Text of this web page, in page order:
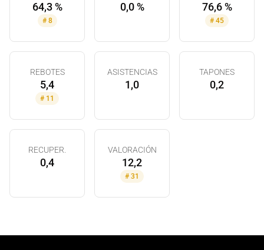
64,3 %
# 8
0,0 % 76,6 %
# 45
REBOTES
5,4
# 11
ASISTENCIAS
1,0
TAPONES
0,2
RECUPER.
0,4
VALORACIÓN
12,2
# 31